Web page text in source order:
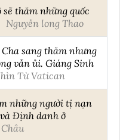
thăm những quốc
Nguyễn long Thao
sang thăm nhưng
vẫn ủi. Giáng Sinh
Từ Vatican
những người tị nạn
Định danh ở